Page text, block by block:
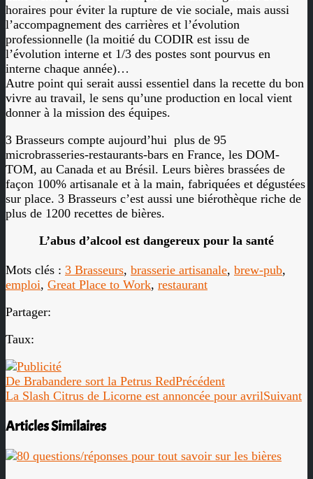
horaires pour éviter la rupture de vie sociale, mais aussi
l’accompagnement des carrières et l’évolution
professionnelle (la moitié du CODIR est issu de
l’évolution interne et 1/3 des postes sont pourvus en
interne chaque année)…
Autre point qui serait aussi essentiel dans la recette du bon
vivre au travail, le sens qu’une production en local vient
donner à la mission des équipes.
3 Brasseurs compte aujourd’hui plus de 95
microbrasseries-restaurants-bars en France, les DOM-
TOM, au Canada et au Brésil. Leurs bières brassées de
façon 100% artisanale et à la main, fabriquées et dégustées
sur place. 3 Brasseurs c’est aussi une biérothèque riche de
plus de 1200 recettes de bières.
L’abus d’alcool est dangereux pour la santé
Mots clés : 3 Brasseurs, brasserie artisanale, brew-pub,
emploi, Great Place to Work, restaurant
Partager:
Taux:
De Brabandere sort la Petrus RedPrécédent
La Slash Citrus de Licorne est annoncée pour avrilSuivant
Articles Similaires